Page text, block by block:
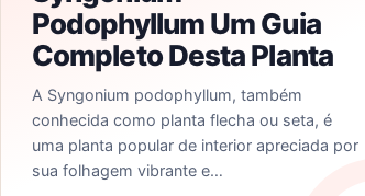
Podophyllum Um Guia
Completo Desta Planta
A Syngonium podophyllum, também
conhecida como planta flecha ou seta, é
uma planta popular de interior apreciada por
sua folhagem vibrante e…